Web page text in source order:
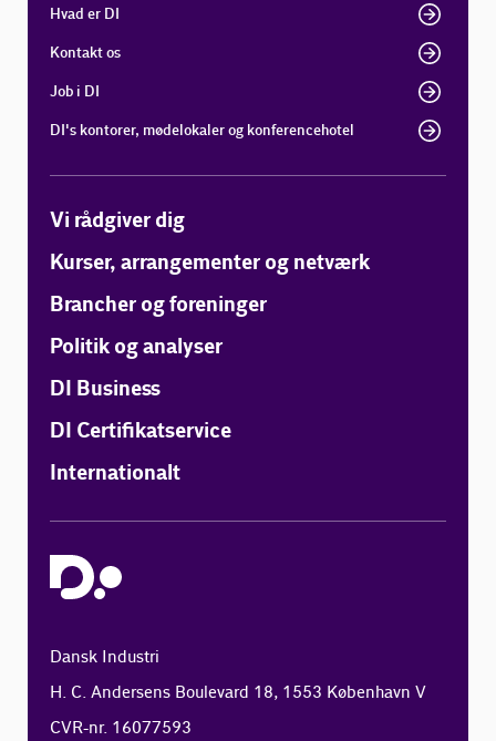
Hvad er DI
Kontakt os
Job i DI
DI's kontorer, mødelokaler og konferencehotel
Vi rådgiver dig
Kurser, arrangementer og netværk
Brancher og foreninger
Politik og analyser
DI Business
DI Certifikatservice
Internationalt
Dansk Industri
H. C. Andersens Boulevard 18, 1553 København V
CVR-nr. 16077593